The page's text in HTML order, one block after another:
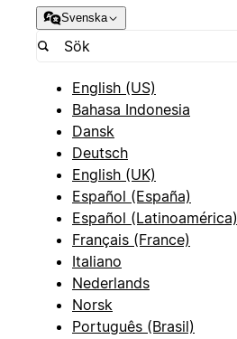
Svenska
English (US)
Bahasa Indonesia
Dansk
Deutsch
English (UK)
Español (España)
Español (Latinoamérica)
Français (France)
Italiano
Nederlands
Norsk
Português (Brasil)